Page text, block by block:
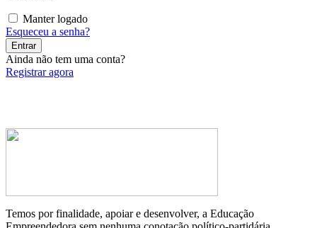
Manter logado
Esqueceu a senha?
Entrar
Ainda não tem uma conta?
Registrar agora
Temos por finalidade, apoiar e desenvolver, a Educação